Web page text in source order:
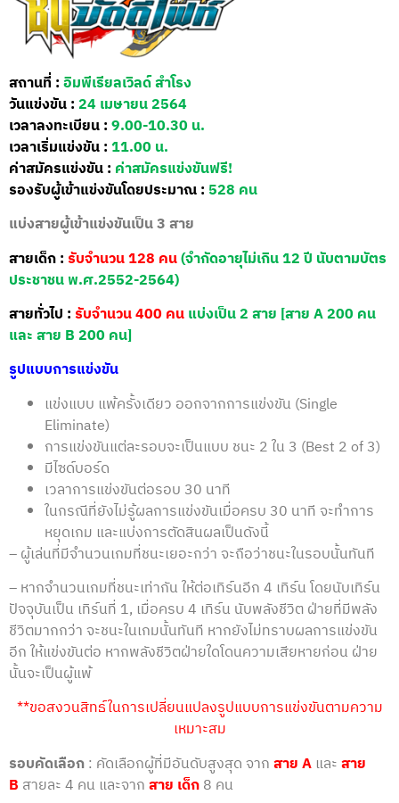
สถานที่ :อิมพีเรียลเวิลด์ สำโรง
วันแข่งขัน :24 เมษายน 2564
เวลาลงทะเบียน :9.00-10.30 น.
เวลาเริ่มแข่งขัน :11.00 น.
ค่าสมัครแข่งขัน : ค่าสมัครแข่งขันฟรี!
รองรับผู้เข้าแข่งขันโดยประมาณ : 528 คน
แบ่งสายผู้เข้าแข่งขันเป็น 3 สาย
สายเด็ก :รับจำนวน 128 คน(จำกัดอายุไม่เกิน 12 ปี นับตามบัตร
ประชาชน พ.ศ.2552-2564)
สายทั่วไป :รับจำนวน 400 คนแบ่งเป็น 2 สาย [สาย A 200 คน
และ สาย B 200 คน]
รูปแบบการแข่งขัน
แข่งแบบ แพ้ครั้งเดียว ออกจากการแข่งขัน (Single
Eliminate)
การแข่งขันแต่ละรอบจะเป็นแบบ ชนะ 2 ใน 3 (Best 2 of 3)
มีไซด์บอร์ด
เวลาการแข่งขันต่อรอบ 30 นาที
ในกรณีที่ยังไม่รู้ผลการแข่งขันเมื่อครบ 30 นาที จะทำการ
หยุดเกม และแบ่งการตัดสินผลเป็นดังนี้
– ผู้เล่นที่มีจำนวนเกมที่ชนะเยอะกว่า จะถือว่าชนะในรอบนั้นทันที
– หากจำนวนเกมที่ชนะเท่ากัน ให้ต่อเทิร์นอีก 4 เทิร์น โดยนับเทิร์น
ปัจจุบันเป็น เทิร์นที่ 1, เมื่อครบ 4 เทิร์น นับพลังชีวิต ฝ่ายที่มีพลัง
ชีวิตมากกว่า จะชนะในเกมนั้นทันที หากยังไม่ทราบผลการแข่งขัน
อีก ให้แข่งขันต่อ หากพลังชีวิตฝ่ายใดโดนความเสียหายก่อน ฝ่าย
นั้นจะเป็นผู้แพ้
**ขอสงวนสิทธ์ในการเปลี่ยนแปลงรูปแบบการแข่งขันตามความ
เหมาะสม
รอบคัดเลือก: คัดเลือกผู้ที่มีอันดับสูงสุด จากสาย A และสาย
B สายละ 4 คน และจากสาย เด็ก8 คน